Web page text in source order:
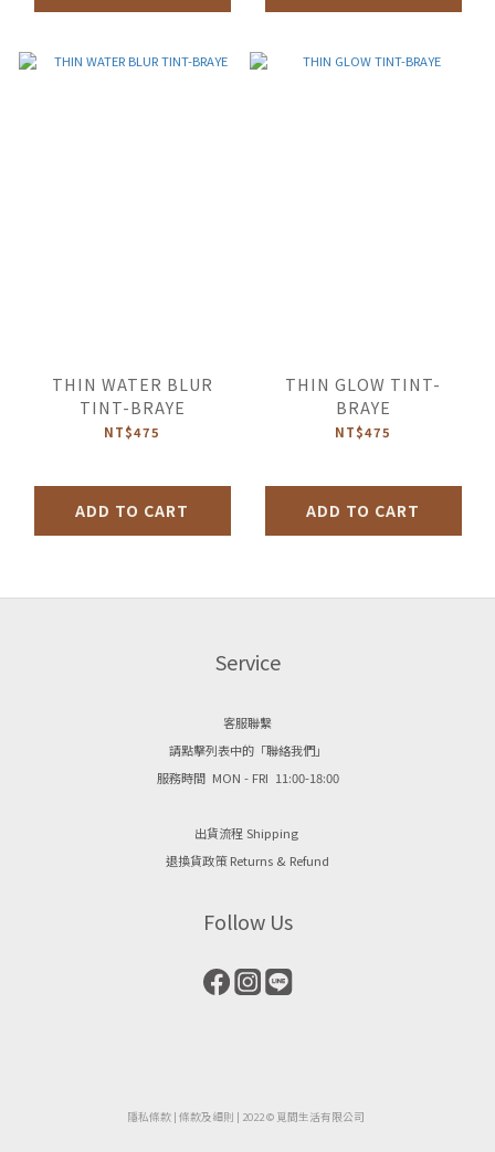
THIN WATER BLUR
TINT-BRAYE
NT$475
ADD TO CART
THIN GLOW TINT-
BRAYE
NT$475
ADD TO CART
Service
客服聯繫
請點擊列表中的「聯絡我們」
服務時間 MON - FRI 11:00-18:00
出貨流程 Shipping
退換貨政策 Returns & Refund
Follow Us
隱私條款| ​ 條款及細則 | 2022 © 覓間生活有限公司